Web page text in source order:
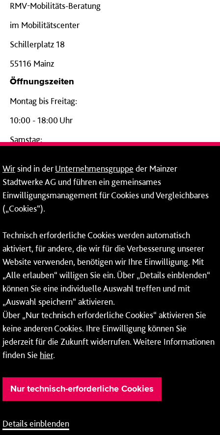
RMV-Mobilitäts-Beratung
im Mobilitätscenter
Schillerplatz 18
55116 Mainz
Öffnungszeiten
Montag bis Freitag:
10:00 - 18:00 Uhr
Samstag:
24-Stunden-Telefon*
06131 – 12 77 77
Fax: 06131 – 12 66 66
* Montags bis freitags bis 7 und ab 18 Uhr sowie an
Wochenenden und Feiertagen ganztags werden Ihre
Anrufe je nach Themenauswahl an ein Callcenter des
RMV oder von nextbike weitergeleitet. Dort erhalten Sie
ausschließlich Auskünfte zum Fahrplan bzw. zu
meinRad.
Wirsind in derUnternehmensgruppe der Mainzer
Stadtwerke AG und führen ein gemeinsames
Einwilligungsmanagement für Cookies und Vergleichbares
(„Cookies“).
Technisch erforderliche Cookies werden automatisch
aktiviert, für andere, die wir für die Verbesserung unserer
Website verwenden, benötigen wir Ihre Einwilligung. Mit
„Alle erlauben“ willigen Sie ein. Über „Details einblenden“
können Sie eine individuelle Auswahl treffen und mit
„Auswahl speichern“ aktivieren.
Über „Nur technisch erforderliche Cookies“ aktivieren Sie
keine anderen Cookies. Ihre Einwilligung können Sie
jederzeit für die Zukunft widerrufen. Weitere Informationen
finden Sie hier.
Nur technisch-erforderliche Cookies
Details einblenden